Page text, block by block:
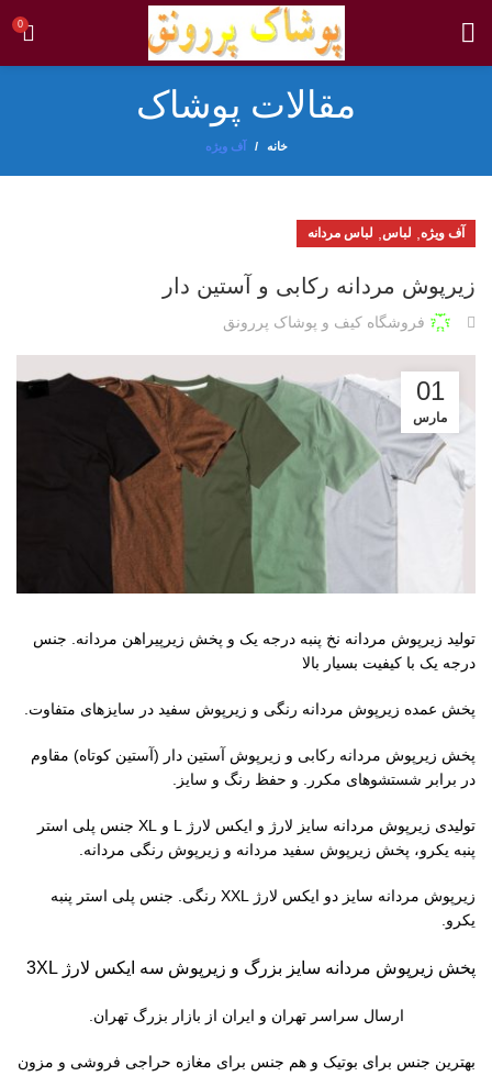
0
مقالات پوشاک
خانه آف ویژه
آف ویژه لباس لباس مردانه
زیرپوش مردانه رکابی و آستین دار
فروشگاه کیف و پوشاک پررونق
01
مارس
تولید زیرپوش مردانه نخ پنبه درجه یک و پخش زیرپیراهن مردانه. جنس
درجه یک با کیفیت بسیار بالا
پخش عمده زیرپوش مردانه رنگی و زیرپوش سفید در سایزهای متفاوت.
پخش زیرپوش مردانه رکابی و زیرپوش آستین دار (آستین کوتاه) مقاوم
در برابر شستشوهای مکرر. و حفظ رنگ و سایز.
تولیدی زیرپوش مردانه سایز لارژ و ایکس لارژ L و XL جنس پلی استر
پنبه یکرو، پخش زیرپوش سفید مردانه و زیرپوش رنگی مردانه.
زیرپوش مردانه سایز دو ایکس لارژ XXL رنگی. جنس پلی استر پنبه
یکرو.
پخش زیرپوش مردانه سایز بزرگ و زیرپوش سه ایکس لارژ 3XL
ارسال سراسر تهران و ایران از بازار بزرگ تهران.
بهترین جنس برای بوتیک و هم جنس برای مغازه حراجی فروشی و مزون